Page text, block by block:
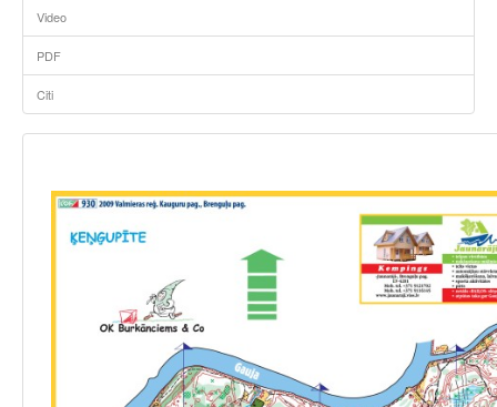
Video
PDF
Citi